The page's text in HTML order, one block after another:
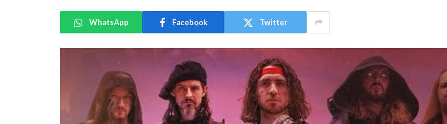
WhatsApp Facebook Twitter